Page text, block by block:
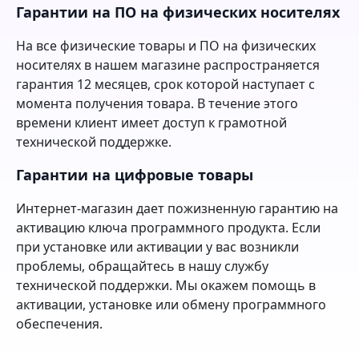
Гарантии на ПО на физических носителях
На все физические товары и ПО на физических
носителях в нашем магазине распространяется
гарантия 12 месяцев, срок которой наступает с
момента получения товара. В течение этого
времени клиент имеет доступ к грамотной
технической поддержке.
Гарантии на цифровые товары
Интернет-магазин дает пожизненную гарантию на
активацию ключа программного продукта. Если
при установке или активации у вас возникли
проблемы, обращайтесь в нашу службу
технической поддержки. Мы окажем помощь в
активации, установке или обмену программного
обеспечения.